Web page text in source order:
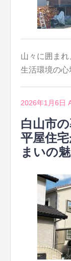
山々に囲まれ
生活環境の心
2026年1月6日
白山市
平屋住
まいの